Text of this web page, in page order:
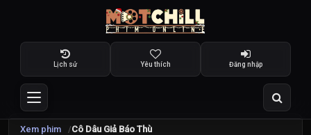
Lịch sử Yêu thích Đăng nhập
Xem phim Cô Dâu Giả Báo Thù